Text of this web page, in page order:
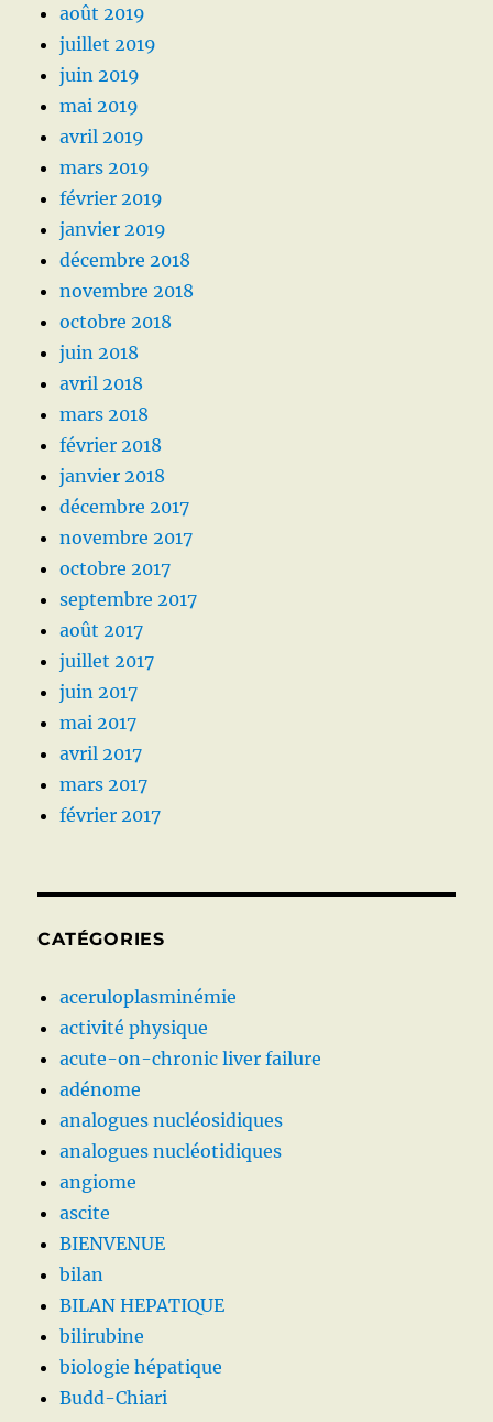
août 2019
juillet 2019
juin 2019
mai 2019
avril 2019
mars 2019
février 2019
janvier 2019
décembre 2018
novembre 2018
octobre 2018
juin 2018
avril 2018
mars 2018
février 2018
janvier 2018
décembre 2017
novembre 2017
octobre 2017
septembre 2017
août 2017
juillet 2017
juin 2017
mai 2017
avril 2017
mars 2017
février 2017
CATÉGORIES
aceruloplasminémie
activité physique
acute-on-chronic liver failure
adénome
analogues nucléosidiques
analogues nucléotidiques
angiome
ascite
BIENVENUE
bilan
BILAN HEPATIQUE
bilirubine
biologie hépatique
Budd-Chiari